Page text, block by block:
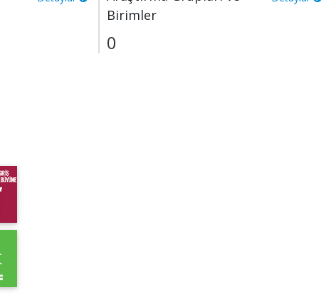
Birimler
0